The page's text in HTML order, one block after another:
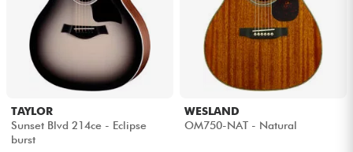
Voir nos marques
TAYLOR
Sunset Blvd 214ce - Eclipse
burst
WESLAND
OM750-NAT - Natural